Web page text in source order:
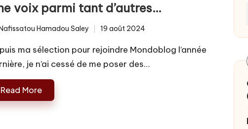
voix parmi tant d’autres…
Hamadou Saley 19 août 2024
ma sélection pour rejoindre Mondoblog l’année
je n’ai cessé de me poser des…
Read More